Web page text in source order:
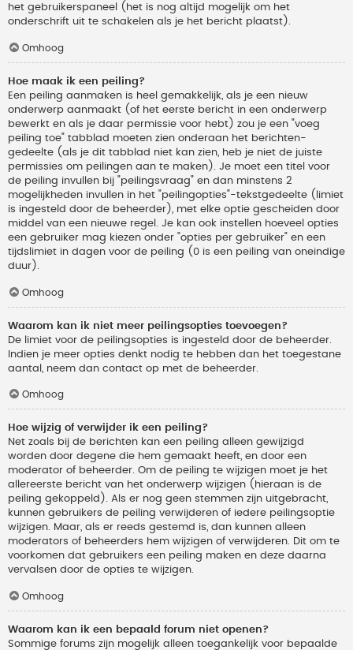
het gebruikerspaneel (het is nog altijd mogelijk om het
onderschrift uit te schakelen als je het bericht plaatst).
Omhoog
Hoe maak ik een peiling?
Een peiling aanmaken is heel gemakkelijk, als je een nieuw
onderwerp aanmaakt (of het eerste bericht in een onderwerp
bewerkt en als je daar permissie voor hebt) zou je een "voeg
peiling toe" tabblad moeten zien onderaan het berichten-
gedeelte (als je dit tabblad niet kan zien, heb je niet de juiste
permissies om peilingen aan te maken). Je moet een titel voor
de peiling invullen bij "peilingsvraag" en dan minstens 2
mogelijkheden invullen in het "peilingopties"-tekstgedeelte (limiet
is ingesteld door de beheerder), met elke optie gescheiden door
middel van een nieuwe regel. Je kan ook instellen hoeveel opties
een gebruiker mag kiezen onder "opties per gebruiker" en een
tijdslimiet in dagen voor de peiling (0 is een peiling van oneindige
duur).
Omhoog
Waarom kan ik niet meer peilingsopties toevoegen?
De limiet voor de peilingsopties is ingesteld door de beheerder.
Indien je meer opties denkt nodig te hebben dan het toegestane
aantal, neem dan contact op met de beheerder.
Omhoog
Hoe wijzig of verwijder ik een peiling?
Net zoals bij de berichten kan een peiling alleen gewijzigd
worden door degene die hem gemaakt heeft, en door een
moderator of beheerder. Om de peiling te wijzigen moet je het
allereerste bericht van het onderwerp wijzigen (hieraan is de
peiling gekoppeld). Als er nog geen stemmen zijn uitgebracht,
kunnen gebruikers de peiling verwijderen of iedere peilingsoptie
wijzigen. Maar, als er reeds gestemd is, dan kunnen alleen
moderators of beheerders hem wijzigen of verwijderen. Dit om te
voorkomen dat gebruikers een peiling maken en deze daarna
vervalsen door de opties te wijzigen.
Omhoog
Waarom kan ik een bepaald forum niet openen?
Sommige forums zijn mogelijk alleen toegankelijk voor bepaalde